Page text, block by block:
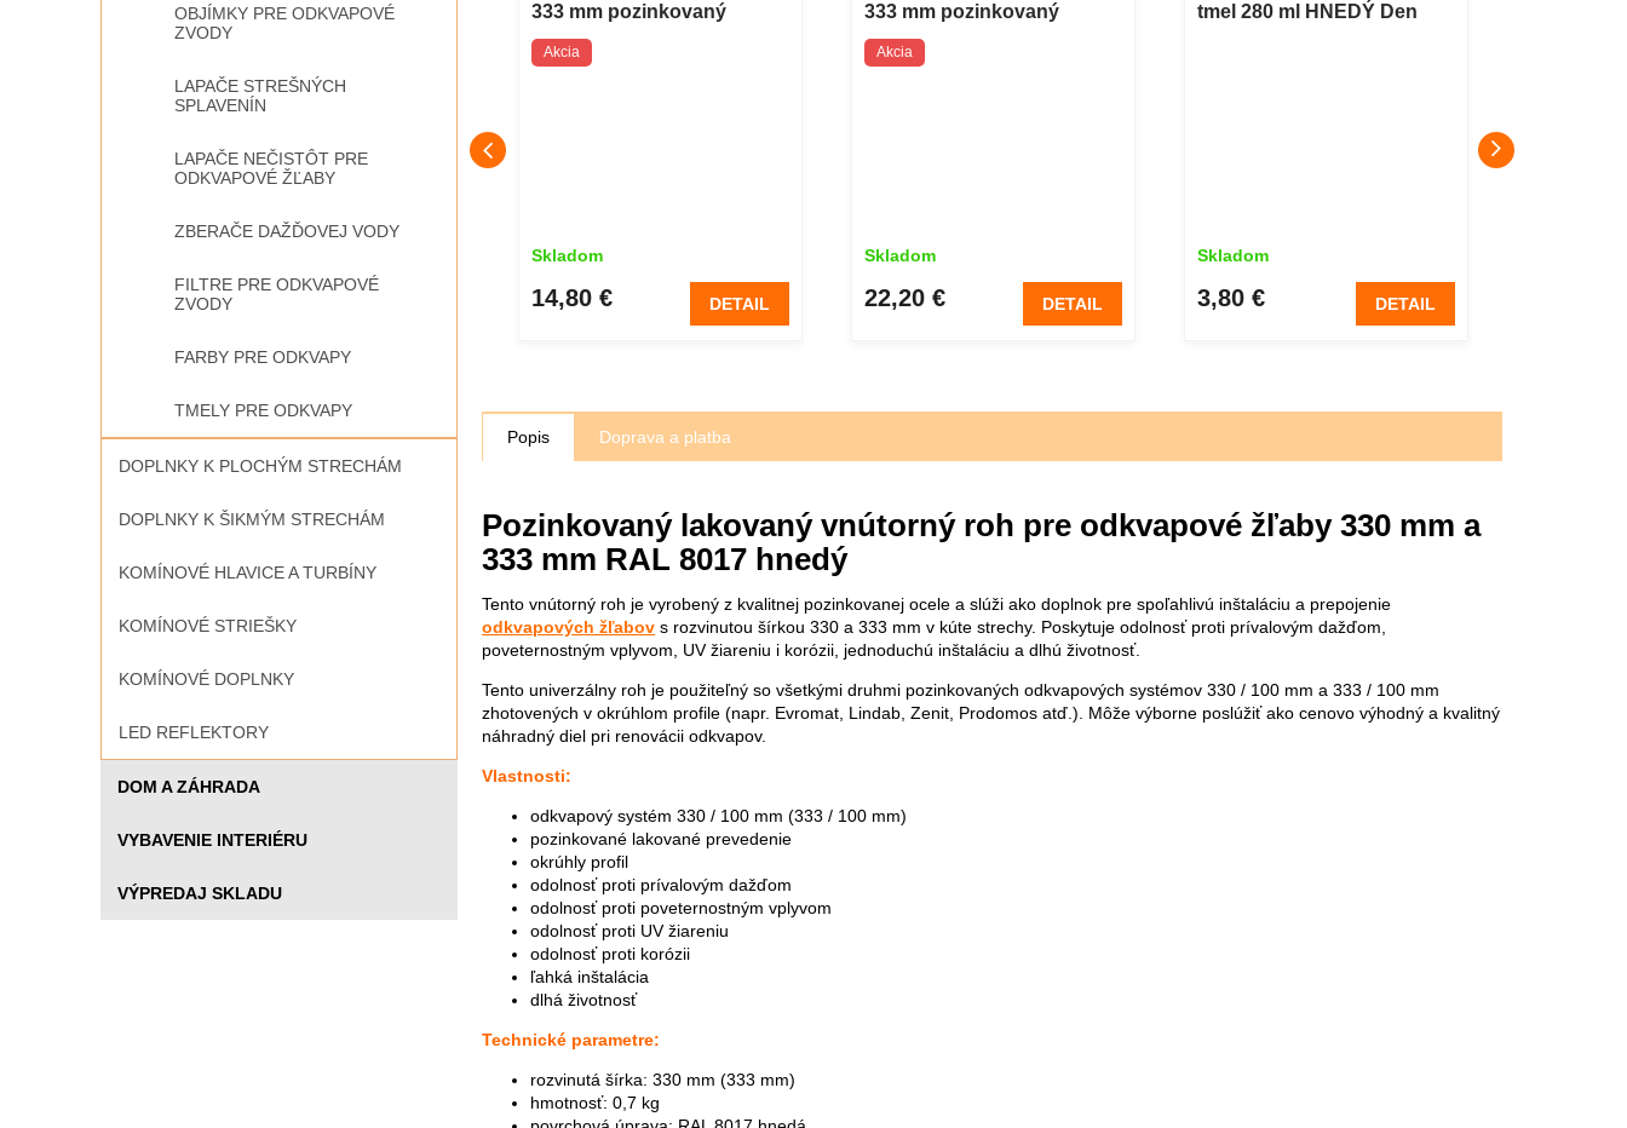
OBJÍMKY PRE ODKVAPOVÉ
ZVODY
LAPAČE STREŠNÝCH
SPLAVENÍN
LAPAČE NEČISTÔT PRE
ODKVAPOVÉ ŽĽABY
ZBERAČE DAŽĎOVEJ VODY
FILTRE PRE ODKVAPOVÉ
ZVODY
FARBY PRE ODKVAPY
TMELY PRE ODKVAPY
DOPLNKY K PLOCHÝM STRECHÁM
DOPLNKY K ŠIKMÝM STRECHÁM
KOMÍNOVÉ HLAVICE A TURBÍNY
KOMÍNOVÉ STRIEŠKY
KOMÍNOVÉ DOPLNKY
LED REFLEKTORY
DOM A ZÁHRADA
VYBAVENIE INTERIÉRU
VÝPREDAJ SKLADU
4 €
333 mm pozinkovaný
lakovaný 2 m RAL 8017
hnedý
Akcia
Skladom
14,80 € DETAIL
333 mm pozinkovaný
lakovaný 3 m RAL 8017
hnedý
Akcia
Skladom
22,20 € DETAIL
tmel 280 ml HNEDÝ Den
Skladom
3,80 € DETAIL
Popis Doprava a platba
Pozinkovaný lakovaný vnútorný roh pre odkvapové žľaby 330 mm a
333 mm RAL 8017 hnedý
Tento vnútorný roh je vyrobený z kvalitnej pozinkovanej ocele a slúži ako doplnok pre spoľahlivú inštaláciu a prepojenie
odkvapových žľabov s rozvinutou šírkou 330 a 333 mm v kúte strechy. Poskytuje odolnosť proti prívalovým dažďom,
poveternostným vplyvom, UV žiareniu i korózii, jednoduchú inštaláciu a dlhú životnosť.
Tento univerzálny roh je použiteľný so všetkými druhmi pozinkovaných odkvapových systémov 330 / 100 mm a 333 / 100 mm
zhotovených v okrúhlom profile (napr. Evromat, Lindab, Zenit, Prodomos atď.). Môže výborne poslúžiť ako cenovo výhodný a kvalitný
náhradný diel pri renovácii odkvapov.
Vlastnosti:
odkvapový systém 330 / 100 mm (333 / 100 mm)
pozinkované lakované prevedenie
okrúhly profil
odolnosť proti prívalovým dažďom
odolnosť proti poveternostným vplyvom
odolnosť proti UV žiareniu
odolnosť proti korózii
ľahká inštalácia
dlhá životnosť
Technické parametre:
rozvinutá šírka: 330 mm (333 mm)
hmotnosť: 0,7 kg